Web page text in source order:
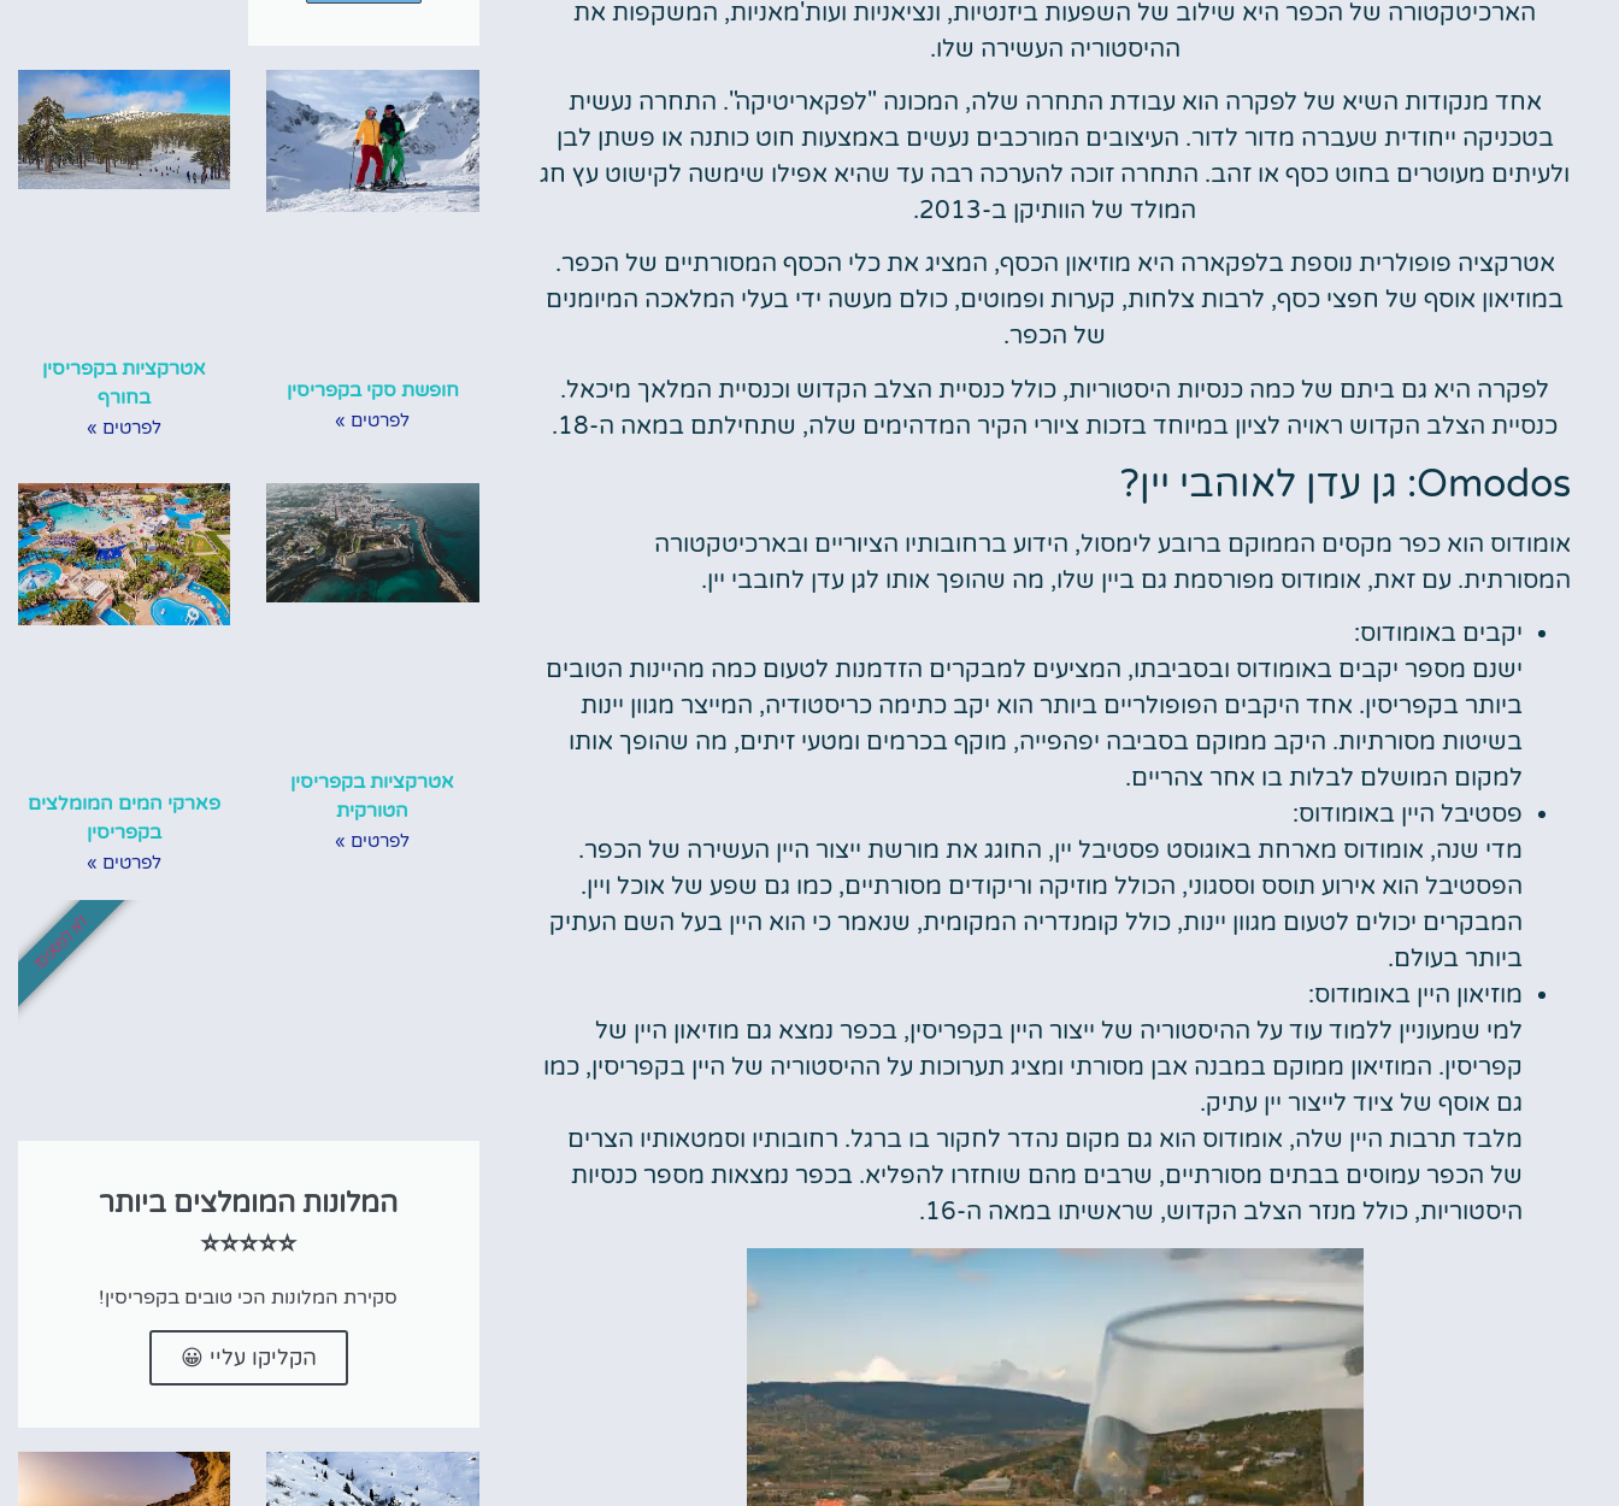
הארכיטקטורה של הכפר היא שילוב של השפעות ביזנטיות, ונציאניות ועות'מאניות, המשקפות את
ההיסטוריה העשירה שלו.
אחד מנקודות השיא של לפקרה הוא עבודת התחרה שלה, המכונה "לפקאריטיקה". התחרה נעשית
בטכניקה ייחודית שעברה מדור לדור. העיצובים המורכבים נעשים באמצעות חוט כותנה או פשתן לבן
ולעיתים מעוטרים בחוט כסף או זהב. התחרה זוכה להערכה רבה עד שהיא אפילו שימשה לקישוט עץ חג
המולד של הוותיקן ב-2013.
אטרקציה פופולרית נוספת בלפקארה היא מוזיאון הכסף, המציג את כלי הכסף המסורתיים של הכפר.
במוזיאון אוסף של חפצי כסף, לרבות צלחות, קערות ופמוטים, כולם מעשה ידי בעלי המלאכה המיומנים
של הכפר.
לפקרה היא גם ביתם של כמה כנסיות היסטוריות, כולל כנסיית הצלב הקדוש וכנסיית המלאך מיכאל.
כנסיית הצלב הקדוש ראויה לציון במיוחד בזכות ציורי הקיר המדהימים שלה, שתחילתם במאה ה-18.
Omodos: גן עדן לאוהבי יין?
אומודוס הוא כפר מקסים הממוקם ברובע לימסול, הידוע ברחובותיו הציוריים ובארכיטקטורה
המסורתית. עם זאת, אומודוס מפורסמת גם ביין שלו, מה שהופך אותו לגן עדן לחובבי יין.
יקבים באומודוס:
ישנם מספר יקבים באומודוס ובסביבתו, המציעים למבקרים הזדמנות לטעום כמה מהיינות הטובים
ביותר בקפריסין. אחד היקבים הפופולריים ביותר הוא יקב כתימה כריסטודיה, המייצר מגוון יינות
בשיטות מסורתיות. היקב ממוקם בסביבה יפהפייה, מוקף בכרמים ומטעי זיתים, מה שהופך אותו
למקום המושלם לבלות בו אחר צהריים.
פסטיבל היין באומודוס:
מדי שנה, אומודוס מארחת באוגוסט פסטיבל יין, החוגג את מורשת ייצור היין העשירה של הכפר.
הפסטיבל הוא אירוע תוסס וססגוני, הכולל מוזיקה וריקודים מסורתיים, כמו גם שפע של אוכל ויין.
המבקרים יכולים לטעום מגוון יינות, כולל קומנדריה המקומית, שנאמר כי הוא היין בעל השם העתיק
ביותר בעולם.
מוזיאון היין באומודוס:
למי שמעוניין ללמוד עוד על ההיסטוריה של ייצור היין בקפריסין, בכפר נמצא גם מוזיאון היין של
קפריסין. המוזיאון ממוקם במבנה אבן מסורתי ומציג תערוכות על ההיסטוריה של היין בקפריסין, כמו
גם אוסף של ציוד לייצור יין עתיק.
מלבד תרבות היין שלה, אומודוס הוא גם מקום נהדר לחקור בו ברגל. רחובותיו וסמטאותיו הצרים
של הכפר עמוסים בבתים מסורתיים, שרבים מהם שוחזרו להפליא. בכפר נמצאות מספר כנסיות
היסטוריות, כולל מנזר הצלב הקדוש, שראשיתו במאה ה-16.
חופשת סקי בקפריסין
לפרטים »
אטרקציות בקפריסין
בחורף
לפרטים »
אטרקציות בקפריסין
הטורקית
לפרטים »
פארקי המים המומלצים
בקפריסין
לפרטים »
המלונות המומלצים ביותר
⭐⭐⭐⭐⭐
סקירת המלונות הכי טובים בקפריסין!
הקליקו עליי 😀
לא לפספס!